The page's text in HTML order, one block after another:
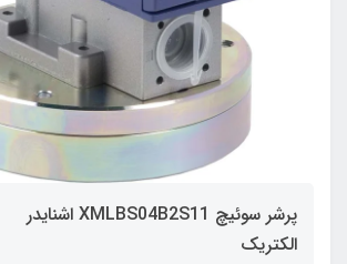
پرشر سوئیچ XMLBS04B2S11 اشنایدر
الکتریک